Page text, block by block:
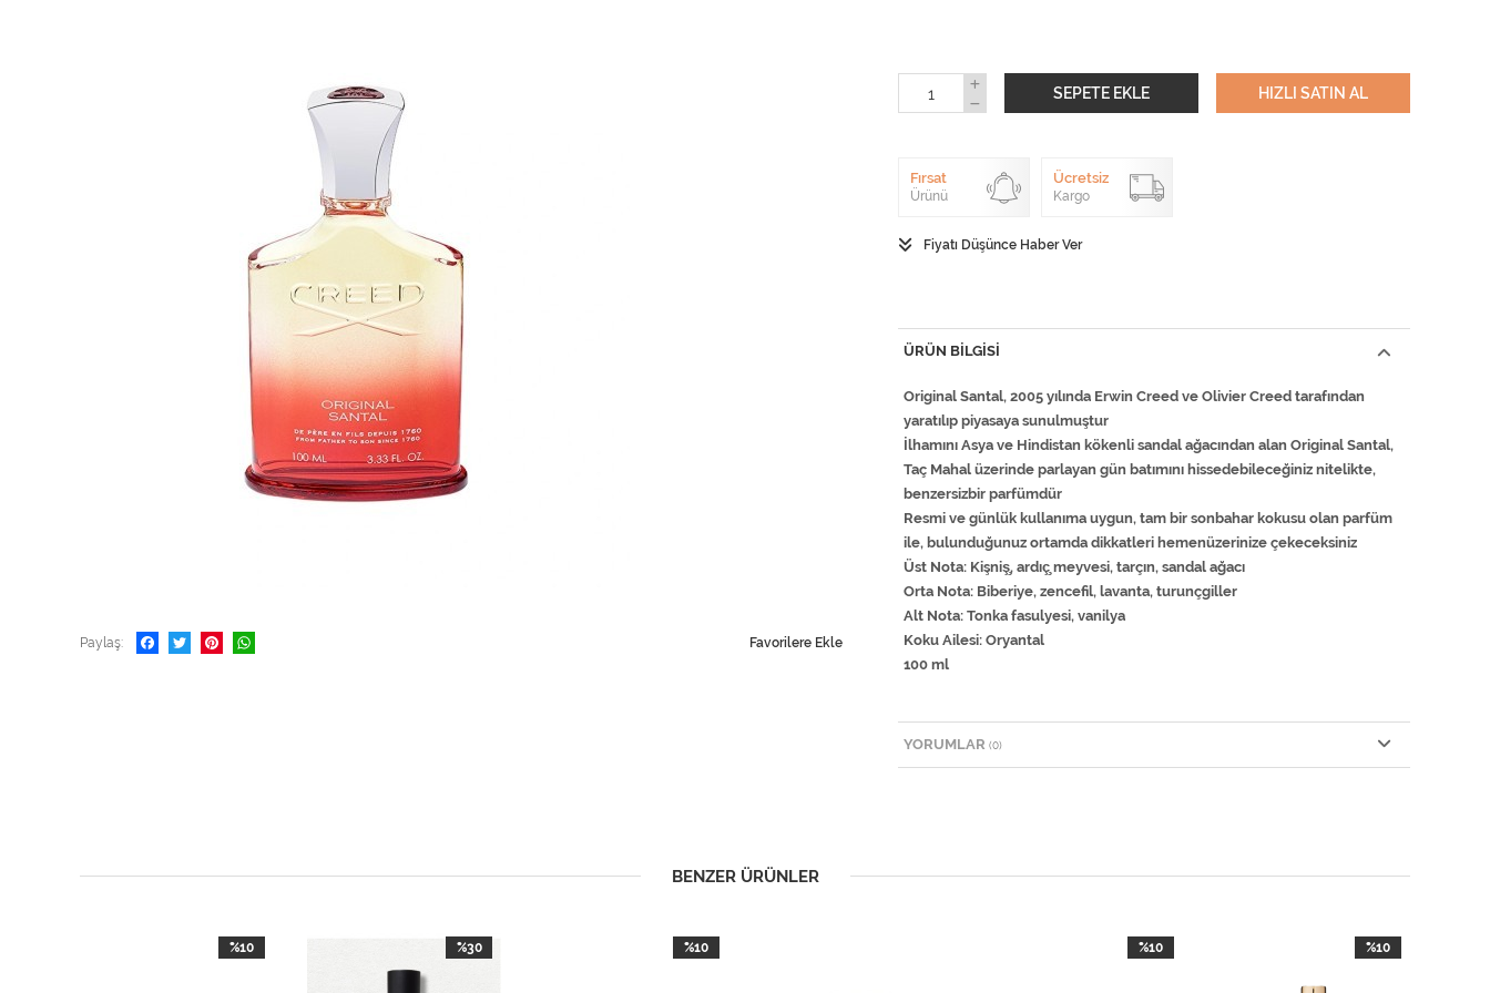
Paylaş Favorilere Ekle
SEPETE EKLE HIZLI SATIN AL
Fırsat
Ürünü
Ücretsiz
Kargo
Fiyatı Düşünce Haber Ver
ÜRÜN BILGISI
Original Santal, 2005 yılında Erwin Creed ve Olivier Creed tarafından
yaratılıp piyasaya sunulmuştur
İlhamını Asya ve Hindistan kökenli sandal ağacından alan Original Santal,
Taç Mahal üzerinde parlayan gün batımını hissedebileceğiniz nitelikte,
benzersizbir parfümdür
Resmi ve günlük kullanıma uygun, tam bir sonbahar kokusu olan parfüm
ile, bulunduğunuz ortamda dikkatleri hemenüzerinize çekeceksiniz
Üst Nota: Kişniş̧, ardıç̧ meyvesi, tarçın, sandal ağacı
Orta Nota: Biberiye, zencefil, lavanta, turunçgiller
Alt Nota: Tonka fasulyesi, vanilya
Koku Ailesi: Oryantal
100 ml
YORUMLAR (0)
BENZER ÜRÜNLER
%10 %30 %10 %10 %10